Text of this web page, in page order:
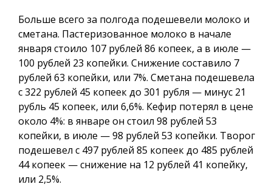
Больше всего за полгода подешевели молоко и
сметана. Пастеризованное молоко в начале
января стоило 107 рублей 86 копеек, а в июле —
100 рублей 23 копейки. Снижение составило 7
рублей 63 копейки, или 7%. Сметана подешевела
с 322 рублей 45 копеек до 301 рубля — минус 21
рубль 45 копеек, или 6,6%. Кефир потерял в цене
около 4%: в январе он стоил 98 рублей 53
копейки, в июле — 98 рублей 53 копейки. Творог
подешевел с 497 рублей 85 копеек до 485 рублей
44 копеек — снижение на 12 рублей 41 копейку,
или 2,5%.